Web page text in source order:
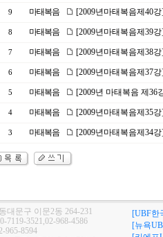
9 마태복음 [2009년마태복음제40
8 마태복음 [2009년마태복음제39
7 마태복음 [2009년마태복음제38
6 마태복음 [2009년마태복음제37
5 마태복음 [2009년 마태복음 제36
4 마태복음 [2009년마태복음제35
3 마태복음 [2009년마태복음제34
대문구 이문2동 264-231
7119-3521,02-968-4586
965-8594
[UBF한
[뉴욕